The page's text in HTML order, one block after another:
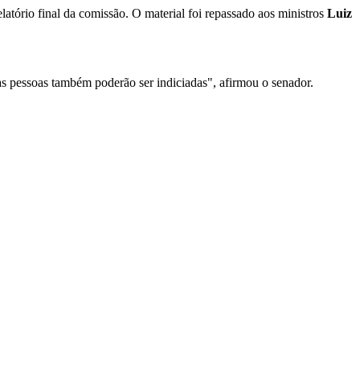
final da comissão. O material foi repassado aos ministros Luiz
também poderão ser indiciadas", afirmou o senador.